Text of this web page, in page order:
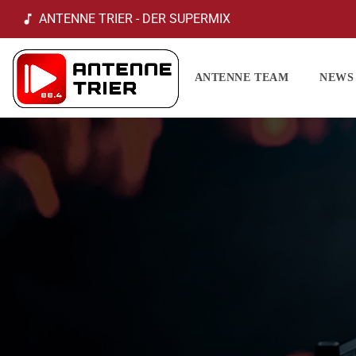
music_note ANTENNE TRIER - DER SUPERMIX
ANTENNE TEAM NEWS